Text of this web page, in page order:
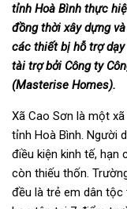
tỉnh Hoà Bình thực
đồng thời xây dựng
các thiết bị hỗ trợ
tài trợ bởi Công ty
(Masterise Homes).
Xã Cao Sơn là một
tỉnh Hoà Bình. Người
điều kiện kinh tế, hạn
còn thiếu thốn.
đều là trẻ em dân tộc